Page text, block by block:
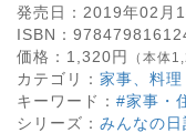
発売日： 2019年02月
ISBN：
価格： 1,320円 （本体
カテゴリ： 家事、料理
キーワード： #家事・
シリーズ： みんなの日